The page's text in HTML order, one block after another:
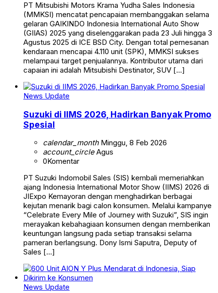
PT Mitsubishi Motors Krama Yudha Sales Indonesia
(MMKSI) mencatat pencapaian membanggakan selama
gelaran GAIKINDO Indonesia International Auto Show
(GIIAS) 2025 yang diselenggarakan pada 23 Juli hingga 3
Agustus 2025 di ICE BSD City. Dengan total pemesanan
kendaraan mencapai 4.110 unit (SPK), MMKSI sukses
melampaui target penjualannya. Kontributor utama dari
capaian ini adalah Mitsubishi Destinator, SUV […]
News Update
Suzuki di IIMS 2026, Hadirkan Banyak Promo
Spesial
calendar_monthMinggu, 8 Feb 2026
account_circleAgus
0Komentar
PT Suzuki Indomobil Sales (SIS) kembali memeriahkan
ajang Indonesia International Motor Show (IIMS) 2026 di
JIExpo Kemayoran dengan menghadirkan berbagai
kejutan menarik bagi calon konsumen. Melalui kampanye
“Celebrate Every Mile of Journey with Suzuki”, SIS ingin
merayakan kebahagiaan konsumen dengan memberikan
keuntungan langsung pada setiap transaksi selama
pameran berlangsung. Dony Ismi Saputra, Deputy of
Sales […]
News Update